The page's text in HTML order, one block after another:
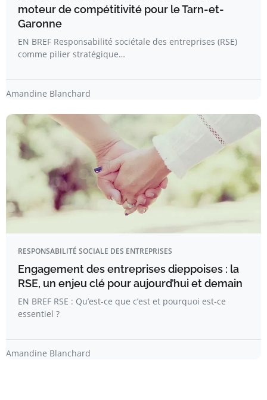
moteur de compétitivité pour le Tarn-et-
Garonne
EN BREF Responsabilité sociétale des entreprises (RSE)
comme pilier stratégique…
Amandine Blanchard
RESPONSABILITÉ SOCIALE DES ENTREPRISES
Engagement des entreprises dieppoises : la
RSE, un enjeu clé pour aujourd’hui et demain
EN BREF RSE : Qu’est-ce que c’est et pourquoi est-ce
essentiel ?
Amandine Blanchard